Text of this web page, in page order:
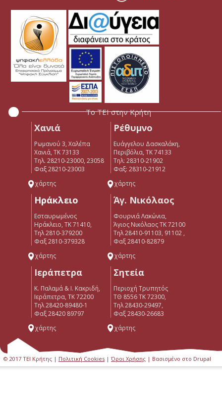
Το ΤΕΙ στην Κρήτη
Χανιά
Ρωμανού 3, Χαλέπα
Χανιά, ΤΚ 73133
Τηλ. 28210-23000, 23058
Φαξ 28210-23003
χάρτης
Ρέθυμνο
Ευάγγελου Δασκαλάκη,
Περιβόλια, ΤΚ 74133
Tηλ: 28310-21902
Φαξ: 28310-21912
χάρτης
Ηράκλειο
Εσταυρωμένος
Ηράκλειο, ΤΚ 71410,
Τηλ 2810-379200
Φαξ 2810-379328
χάρτης
Άγ. Νικόλαος
Φουρνιά Λακώνια,
Άγιος Νικόλαος ΤΚ 72100
Τηλ 28410-91103, 91102 ,
Φαξ 28410-82879
χάρτης
Ιεράπετρα
Κ. Παλαμά & Ι. Κακριδή,
Ιεράπετρα, ΤΚ 72200
Tηλ 28420-89480-1
Φαξ 28420 89797
χάρτης
Σητεία
Περιοχή Τρυπητός
ΤΘ 8556 ΤΚ 72300,
Τηλ 28430-29497,
Φαξ 28430-26683
χάρτης
© 2017 ΤΕΙ Κρήτης | Πολιτική Cookies | Όροι Χρήσης | Βασισμένο στο Drupal